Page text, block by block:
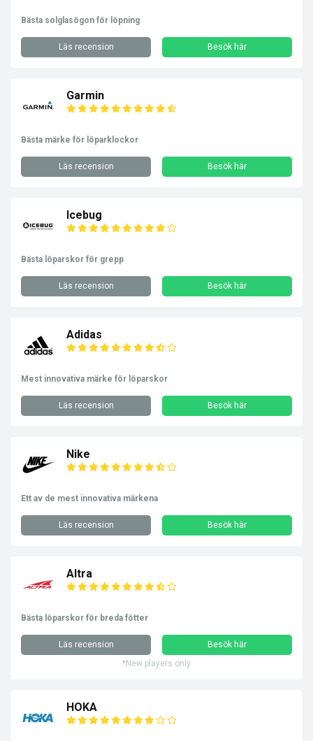
Bästa solglasögon för löpning
Läs recension Besök här
Garmin
Bästa märke för löparklockor
Läs recension Besök här
Icebug
Bästa löparskor för grepp
Läs recension Besök här
Adidas
Mest innovativa märke för löparskor
Läs recension Besök här
Nike
Ett av de mest innovativa märkena
Läs recension Besök här
Altra
Bästa löparskor för breda fötter
Läs recension
Besök här
*New players only
HOKA